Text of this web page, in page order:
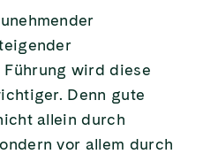
wird diese
Denn gute
allein durch
vor allem durch